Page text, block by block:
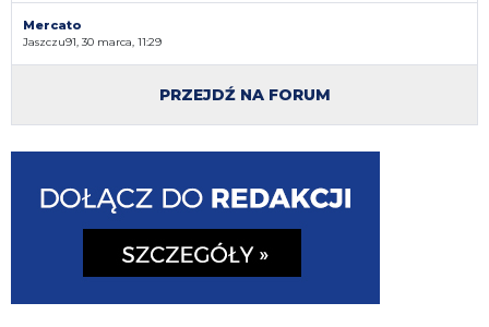
Mercato
Jaszczu91, 30 marca, 11:29
PRZEJDŹ NA FORUM